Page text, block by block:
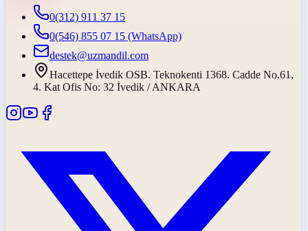
0(312) 911 37 15
0(546) 855 07 15 (WhatsApp)
destek@uzmandil.com
Hacettepe İvedik OSB. Teknokenti 1368. Cadde No.61,
4. Kat Ofis No: 32 İvedik / ANKARA